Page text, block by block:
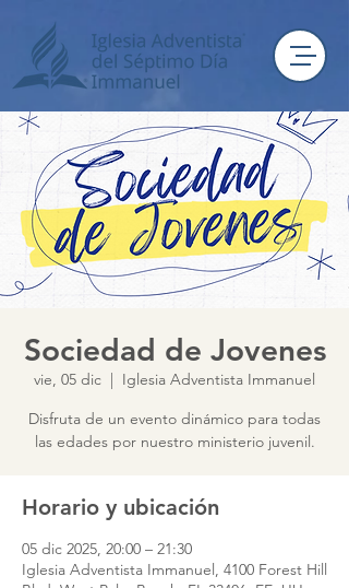
Sociedad de Jovenes
vie, 05 dic
  |
Iglesia Adventista Immanuel
Disfruta de un evento dinámico para todas
las edades por nuestro ministerio juvenil.
Horario y ubicación
05 dic 2025, 20:00 – 21:30
Iglesia Adventista Immanuel, 4100 Forest Hill